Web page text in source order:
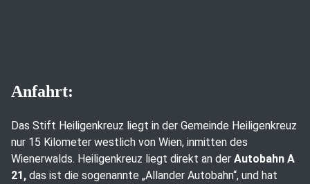
Anfahrt:
Das Stift Heiligenkreuz liegt in der Gemeinde Heiligenkreuz
nur 15 Kilometer westlich von Wien, inmitten des
Wienerwalds. Heiligenkreuz liegt direkt an der Autobahn A
21, das ist die sogenannte „Allander Autobahn“, und hat